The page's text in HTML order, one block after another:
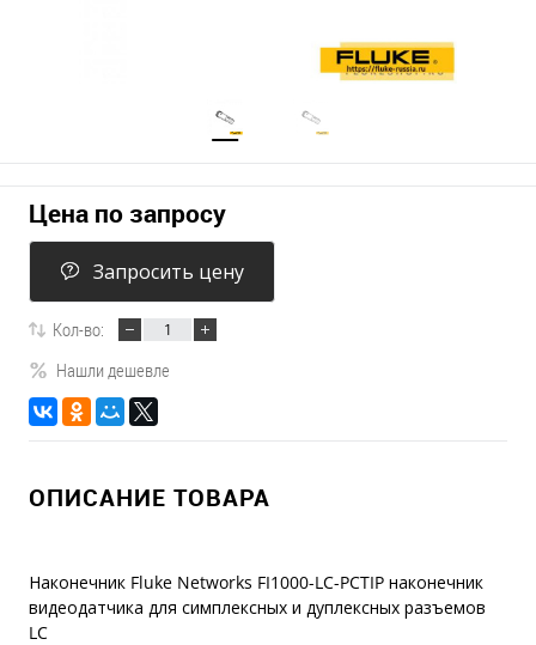
Цена по запросу
Запросить цену
Кол-во:
Нашли дешевле
ОПИСАНИЕ ТОВАРА
Наконечник Fluke Networks FI1000-LC-PCTIP наконечник
видеодатчика для симплексных и дуплексных разъемов
LC